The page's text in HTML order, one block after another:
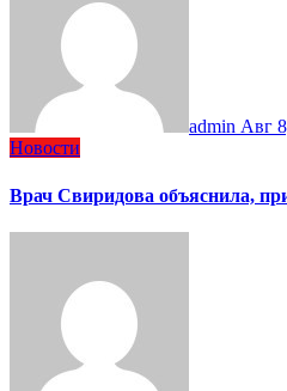
admin Авг
Новости
Врач Свиридова объяснила,